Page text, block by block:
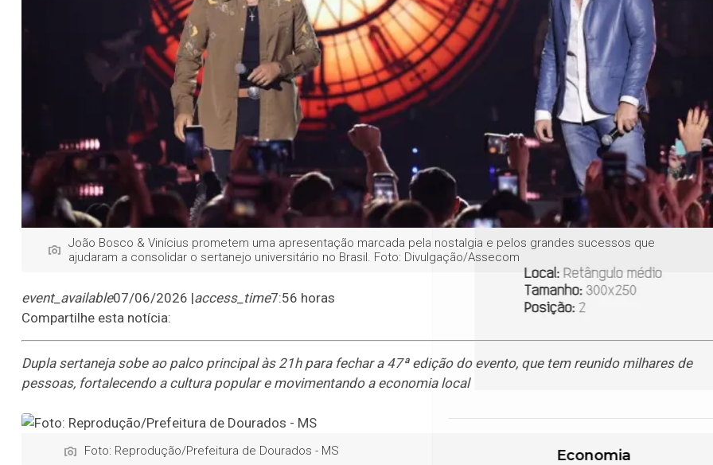
João Bosco & Vinícius prometem uma apresentação marcada pela nostalgia e pelos grandes sucessos que
ajudaram a consolidar o sertanejo universitário no Brasil. Foto: Divulgação/Assecom
event_available07/06/2026 |access_time7:56 horas
Compartilhe esta notícia:
Dupla sertaneja sobe ao palco principal às 21h para fechar a 47ª edição do evento, que tem reunido milhares de
pessoas, fortalecendo a cultura popular e movimentando a economia local
Foto: Reprodução/Prefeitura de Dourados - MS
Campanha Nacional de
começa segunda-feira
Há 1 semana
Rio de Janeiro tem duas mortes e um
desaparecido depois de ventania
PUBLICIDADE
Economia